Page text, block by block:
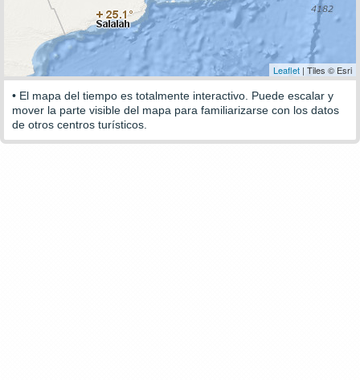
Leaflet | Tiles © Esri
• El mapa del tiempo es totalmente interactivo. Puede escalar y
mover la parte visible del mapa para familiarizarse con los datos
de otros centros turísticos.